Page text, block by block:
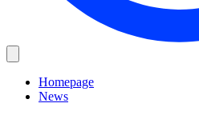
Homepage
News